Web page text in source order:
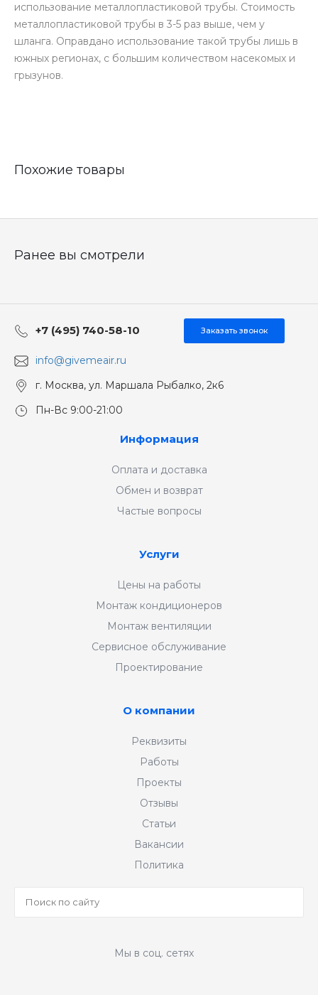
использование металлопластиковой трубы. Стоимость
металлопластиковой трубы в 3-5 раз выше, чем у
шланга. Оправдано использование такой трубы лишь в
южных регионах, с большим количеством насекомых и
грызунов.
Похожие товары
Ранее вы смотрели
+7 (495) 740-58-10 Заказать звонок
info@givemeair.ru
г. Москва, ул. Маршала Рыбалко, 2к6
Пн-Вс 9:00-21:00
Информация
Оплата и доставка
Обмен и возврат
Частые вопросы
Услуги
Цены на работы
Монтаж кондиционеров
Монтаж вентиляции
Сервисное обслуживание
Проектирование
О компании
Реквизиты
Работы
Проекты
Отзывы
Статьи
Вакансии
Политика
Мы в соц. сетях